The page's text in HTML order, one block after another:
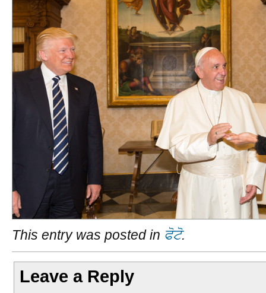
This entry was posted in ਫੋਟੋ.
Leave a Reply